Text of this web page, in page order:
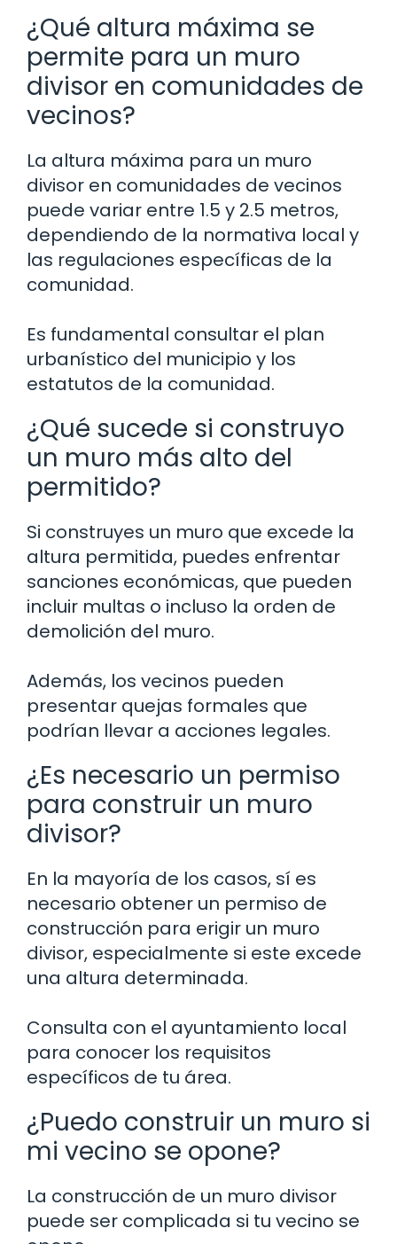
¿Qué altura máxima se
permite para un muro
divisor en comunidades de
vecinos?
La altura máxima para un muro
divisor en comunidades de vecinos
puede variar entre 1.5 y 2.5 metros,
dependiendo de la normativa local y
las regulaciones específicas de la
comunidad.
Es fundamental consultar el plan
urbanístico del municipio y los
estatutos de la comunidad.
¿Qué sucede si construyo
un muro más alto del
permitido?
Si construyes un muro que excede la
altura permitida, puedes enfrentar
sanciones económicas, que pueden
incluir multas o incluso la orden de
demolición del muro.
Además, los vecinos pueden
presentar quejas formales que
podrían llevar a acciones legales.
¿Es necesario un permiso
para construir un muro
divisor?
En la mayoría de los casos, sí es
necesario obtener un permiso de
construcción para erigir un muro
divisor, especialmente si este excede
una altura determinada.
Consulta con el ayuntamiento local
para conocer los requisitos
específicos de tu área.
¿Puedo construir un muro si
mi vecino se opone?
La construcción de un muro divisor
puede ser complicada si tu vecino se